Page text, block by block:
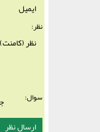
نظر:
سوال: